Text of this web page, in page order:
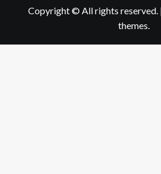
Copyright © All rights reserved.
themes.